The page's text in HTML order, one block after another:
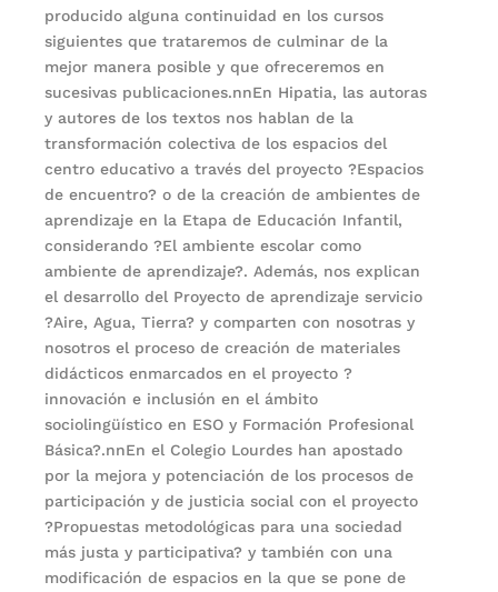
producido alguna continuidad en los cursos
siguientes que trataremos de culminar de la
mejor manera posible y que ofreceremos en
sucesivas publicaciones.nnEn Hipatia, las autoras
y autores de los textos nos hablan de la
transformación colectiva de los espacios del
centro educativo a través del proyecto ?Espacios
de encuentro? o de la creación de ambientes de
aprendizaje en la Etapa de Educación Infantil,
considerando ?El ambiente escolar como
ambiente de aprendizaje?. Además, nos explican
el desarrollo del Proyecto de aprendizaje servicio
?Aire, Agua, Tierra? y comparten con nosotras y
nosotros el proceso de creación de materiales
didácticos enmarcados en el proyecto ?
innovación e inclusión en el ámbito
sociolingüístico en ESO y Formación Profesional
Básica?.nnEn el Colegio Lourdes han apostado
por la mejora y potenciación de los procesos de
participación y de justicia social con el proyecto
?Propuestas metodológicas para una sociedad
más justa y participativa? y también con una
modificación de espacios en la que se pone de